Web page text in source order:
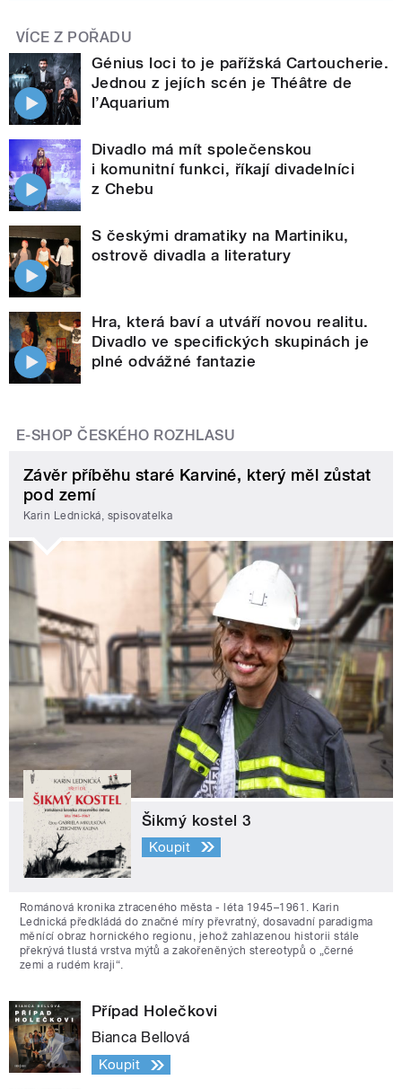
VÍCE Z POŘADU
Génius loci to je pařížská Cartoucherie.
Jednou z jejích scén je Théâtre de
l’Aquarium
Divadlo má mít společenskou
i komunitní funkci, říkají divadelníci
z Chebu
S českými dramatiky na Martiniku,
ostrově divadla a literatury
Hra, která baví a utváří novou realitu.
Divadlo ve specifických skupinách je
plné odvážné fantazie
E-SHOP ČESKÉHO ROZHLASU
Závěr příběhu staré Karviné, který měl zůstat
pod zemí
Karin Lednická, spisovatelka
Šikmý kostel 3
Koupit
Románová kronika ztraceného města - léta 1945–1961. Karin
Lednická předkládá do značné míry převratný, dosavadní paradigma
měnící obraz hornického regionu, jehož zahlazenou historii stále
překrývá tlustá vrstva mýtů a zakořeněných stereotypů o „černé
zemi a rudém kraji“.
Případ Holečkovi
Bianca Bellová
Koupit